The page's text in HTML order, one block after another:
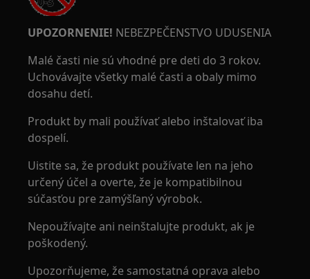
UPOZORNENIE! NEBEZPEČENSTVO UDUSENIA
Malé časti nie sú vhodné pre deti do 3 rokov.
Uchovávajte všetky malé časti a obaly mimo
dosahu detí.
Produkt by mali používať alebo inštalovať iba
dospelí.
Uistite sa, že produkt používate len na jeho
určený účel a overte, že je kompatibilnou
súčasťou pre zamýšľaný výrobok.
Nepoužívajte ani neinštalujte produkt, ak je
poškodený.
Upozorňujeme, že samostatná oprava alebo